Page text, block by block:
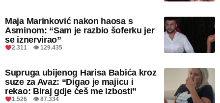
Maja Marinković nakon haosa s
Asminom: “Sam je razbio šoferku jer
se iznervirao”
2.311 👁 129.435
Supruga ubijenog Harisa Babića kroz
suze za Avaz: “Digao je majicu i
rekao: Biraj gdje ćeš me izbosti”
1.526 👁 87.334